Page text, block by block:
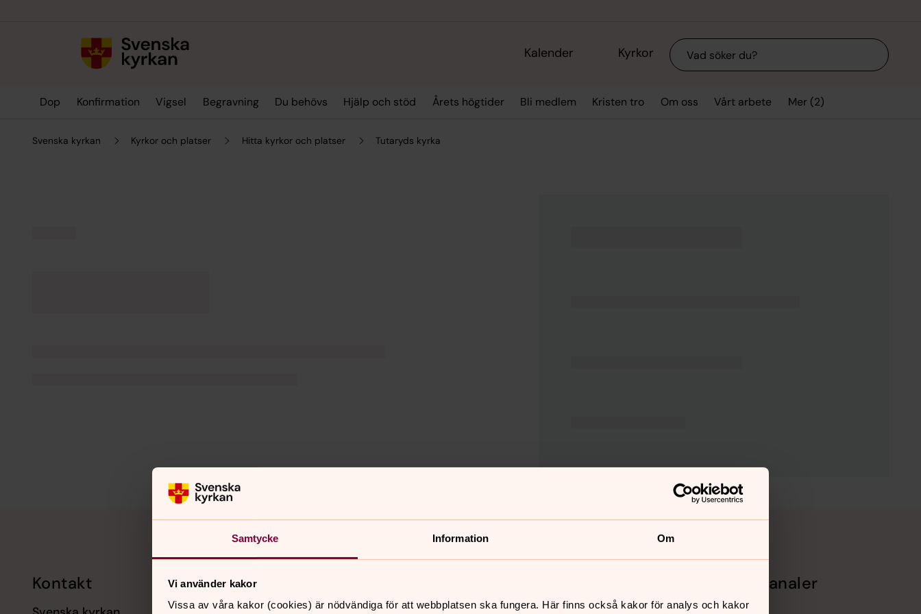
Samtycke Information Om
Vi använder kakor
Vissa av våra kakor (cookies) är nödvändiga för att webbplatsen ska fungera. Här finns också kakor för analys och kakor
Kalender Kyrkor Sök
Dop Konfirmation Vigsel Begravning Du behövs Hjälp och stöd Årets högtider Bli medlem Kristen tro Om oss Vårt arbete Mer (2)
Svenska kyrkan Kyrkor och platser Hitta kyrkor och platser Tutaryds kyrka
Kontakt Kalender Sociala kanaler